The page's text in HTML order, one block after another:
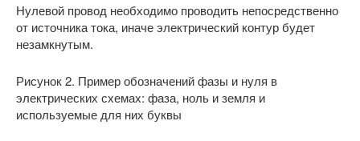
Нулевой провод необходимо проводить непосредственно
от источника тока, иначе электрический контур будет
незамкнутым.
Рисунок 2. Пример обозначений фазы и нуля в
электрических схемах: фаза, ноль и земля и
используемые для них буквы